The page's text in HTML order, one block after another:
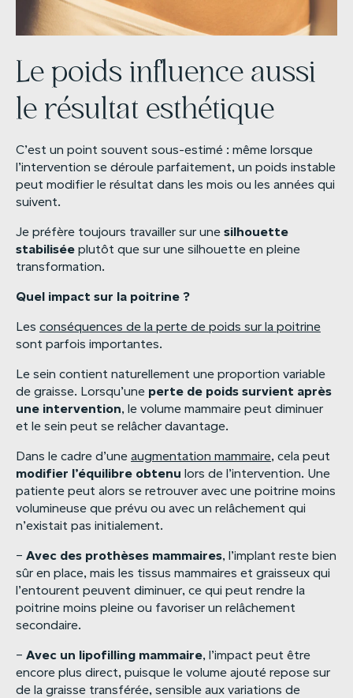
Le poids influence aussi
le résultat esthétique
C’est un point souvent sous-estimé : même lorsque
l’intervention se déroule parfaitement, un poids instable
peut modifier le résultat dans les mois ou les années qui
suivent.
Je préfère toujours travailler sur une silhouette
stabilisée plutôt que sur une silhouette en pleine
transformation.
Quel impact sur la poitrine ?
Les conséquences de la perte de poids sur la poitrine
sont parfois importantes.
Le sein contient naturellement une proportion variable
de graisse. Lorsqu’une perte de poids survient après
une intervention, le volume mammaire peut diminuer
et le sein peut se relâcher davantage.
Dans le cadre d’une augmentation mammaire, cela peut
modifier l’équilibre obtenu lors de l’intervention. Une
patiente peut alors se retrouver avec une poitrine moins
volumineuse que prévu ou avec un relâchement qui
n’existait pas initialement.
– Avec des prothèses mammaires, l’implant reste bien
sûr en place, mais les tissus mammaires et graisseux qui
l’entourent peuvent diminuer, ce qui peut rendre la
poitrine moins pleine ou favoriser un relâchement
secondaire.
– Avec un lipofilling mammaire, l’impact peut être
encore plus direct, puisque le volume ajouté repose sur
de la graisse transférée, sensible aux variations de